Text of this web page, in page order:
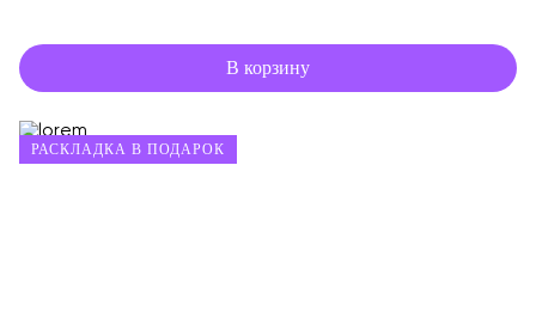
В корзину
РАСКЛАДКА В ПОДАРОК